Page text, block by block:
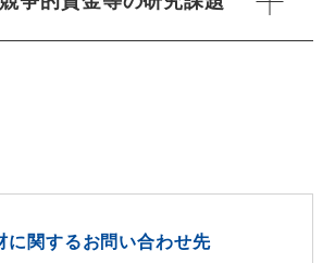
に関するお問い合わせ先